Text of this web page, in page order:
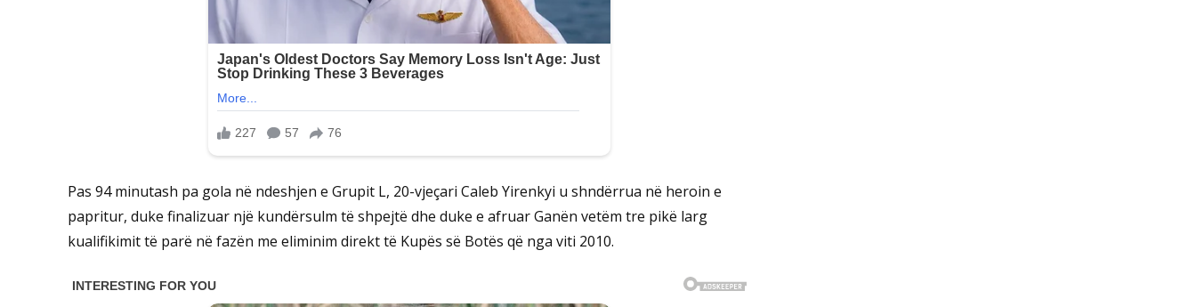
Pas 94 minutash pa gola në ndeshjen e Grupit L, 20-vjeçari Caleb Yirenkyi u shndërrua në heroin e
papritur, duke finalizuar një kundërsulm të shpejtë dhe duke e afruar Ganën vetëm tre pikë larg
kualifikimit të parë në fazën me eliminim direkt të Kupës së Botës që nga viti 2010.